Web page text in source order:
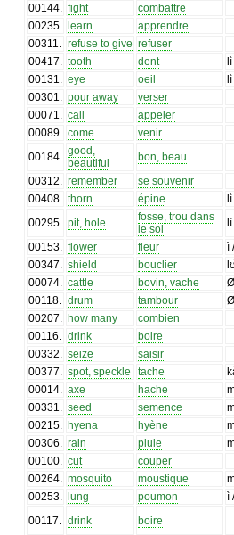
00144. fight
combattre
00235. learn
apprendre
00311. refuse to give refuser
00417. tooth dent
lì
00131. eye oeil
lì
00301. pour away
verser
00071. call
appeler
00089. come
venir
00184. good,
beautiful
bon, beau
00312. remember
se souvenir
00408. thorn épine
lì
00295. pit, hole
fosse, trou dans
le sol
lì
00153. flower fleur
ì
00347. shield bouclier
00074. cattle bovin, vache
00118. drum tambour
00207. how many
combien
00116. drink
boire
00332. seize
saisir
00377. spot, speckle tache
00014. axe hache
00331. seed semence
00215. hyena hyène
00306. rain pluie
00100. cut
couper
00264. mosquito moustique
00253. lung poumon
ì
00117. drink
boire